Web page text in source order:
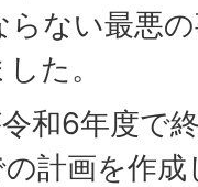
ない最悪
た。
和6年度で
計画を作